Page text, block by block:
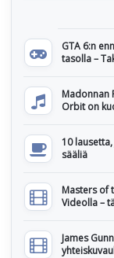
GTA 6:n
tasolla –
Madonnan
Orbit on
10
sääliä
Masters of
Videolla –
James